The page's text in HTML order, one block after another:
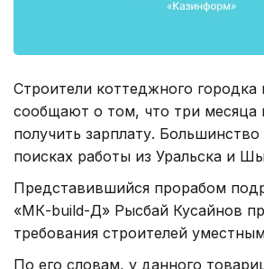
Строители коттеджного городка
сообщают о том, что три месяца
получить зарплату.
поисках работы из Уральска и
Представившийся прорабом
«МК-build-Д» Рысбай Кусайнов
требования строителей
По его словам, у данного